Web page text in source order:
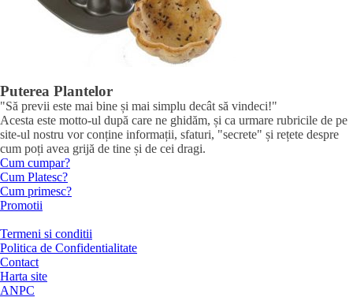
Puterea Plantelor
"Să previi este mai bine și mai simplu decât să vindeci!"
Acesta este motto-ul după care ne ghidăm, și ca urmare rubricile de pe
site-ul nostru vor conține informații, sfaturi, "secrete" și rețete despre
cum poți avea grijă de tine și de cei dragi.
Cum cumpar?
Cum Platesc?
Cum primesc?
Promotii
Termeni si conditii
Politica de Confidentialitate
Contact
Harta site
ANPC